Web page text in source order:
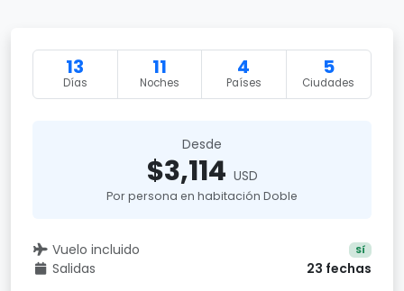
13
Días
11
Noches
4
Países
5
Ciudades
Desde
$3,114 USD
Por persona en habitación Doble
Vuelo incluido Sí
Salidas 23 fechas